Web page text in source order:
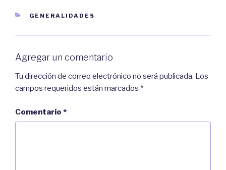
a
b
e
n
a
e
n
t
a
n
u
e
(
S
b
e
n
n
a
v
e
a
n
a
CATEGORIES
GENERALIDADES
Agregar un comentario
Tu dirección de correo electrónico no será publicada. Los
campos requeridos están marcados *
Comentario *